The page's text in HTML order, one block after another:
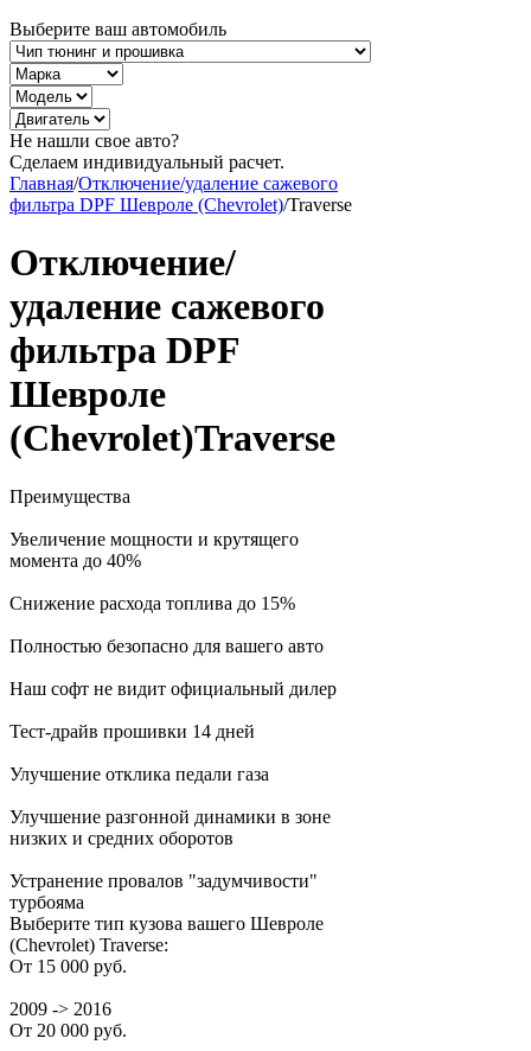
Выберите ваш автомобиль
Не нашли свое авто?
Сделаем индивидуальный расчет.
Главная/Отключение/удаление сажевого
фильтра DPF Шевроле (Chevrolet)/Traverse
Отключение/
удаление сажевого
фильтра DPF
Шевроле
(Chevrolet)Traverse
Преимущества
Увеличение мощности и крутящего
момента до 40%
Снижение расхода топлива до 15%
Полностью безопасно для вашего авто
Наш софт не видит официальный дилер
Тест-драйв прошивки 14 дней
Улучшение отклика педали газа
Улучшение разгонной динамики в зоне
низких и средних оборотов
Устранение провалов "задумчивости"
турбояма
Выберите тип кузова вашего Шевроле
(Chevrolet) Traverse:
От 15 000 руб.
2009 -> 2016
От 20 000 руб.